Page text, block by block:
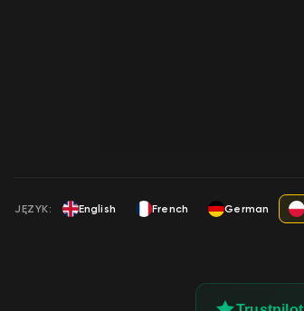
JĘZYK: English French German